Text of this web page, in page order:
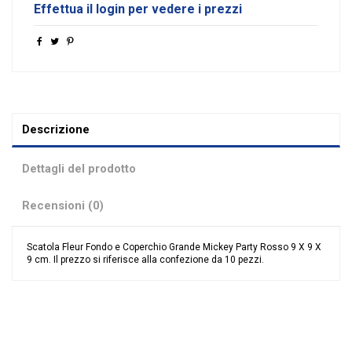
Effettua il login per vedere i prezzi
Descrizione
Dettagli del prodotto
Recensioni (0)
Scatola Fleur Fondo e Coperchio Grande Mickey Party Rosso 9 X 9 X
9 cm. Il prezzo si riferisce alla confezione da 10 pezzi.